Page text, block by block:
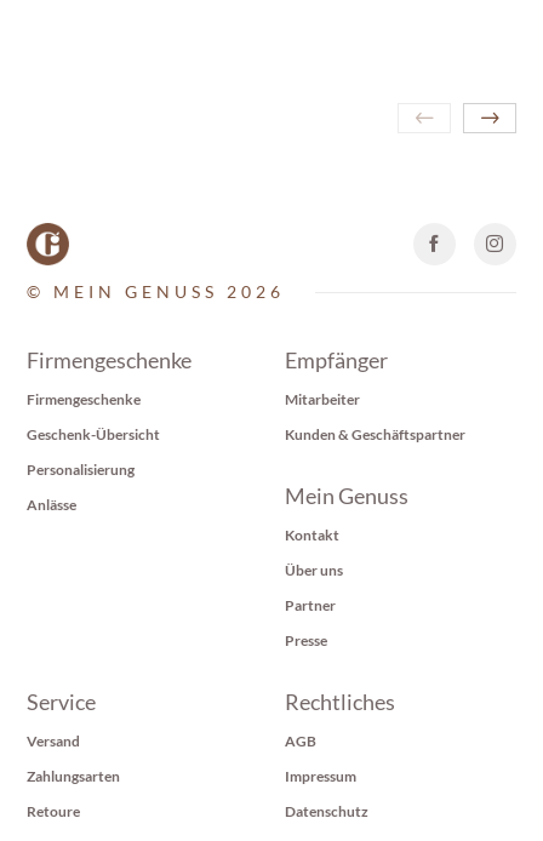
© MEIN GENUSS 2026
Firmengeschenke
Firmengeschenke
Geschenk-Übersicht
Personalisierung
Anlässe
Empfänger
Mitarbeiter
Kunden & Geschäftspartner
Mein Genuss
Kontakt
Über uns
Partner
Presse
Service
Versand
Zahlungsarten
Retoure
Rechtliches
AGB
Impressum
Datenschutz